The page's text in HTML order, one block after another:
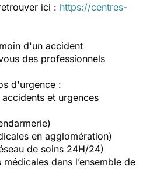
ici : https://centres-
d'un accident
des professionnels
d'urgence :
et urgences
en agglomération)
de soins 24H/24)
médicales dans l’ensemble de